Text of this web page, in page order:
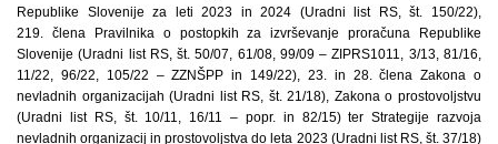
Republike Slovenije za leti 2023 in 2024 (Uradni list RS, št. 150/22),
219. člena Pravilnika o postopkih za izvrševanje proračuna Republike
Slovenije (Uradni list RS, št. 50/07, 61/08, 99/09 – ZIPRS1011, 3/13, 81/16,
11/22, 96/22, 105/22 – ZZNŠPP in 149/22), 23. in 28. člena Zakona o
nevladnih organizacijah (Uradni list RS, št. 21/18), Zakona o prostovoljstvu
(Uradni list RS, št. 10/11, 16/11 – popr. in 82/15) ter Strategije razvoja
nevladnih organizacij in prostovoljstva do leta 2023 (Uradni list RS, št. 37/18)